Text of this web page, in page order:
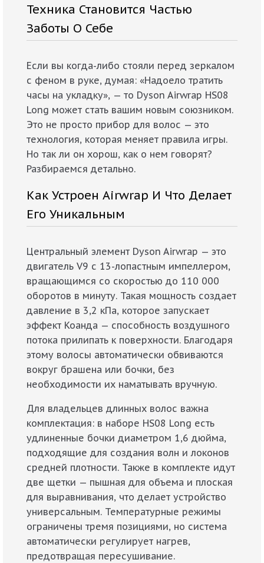
Техника Становится Частью
Заботы О Себе
Если вы когда-либо стояли перед зеркалом
с феном в руке, думая: «Надоело тратить
часы на укладку», — то Dyson Airwrap HS08
Long может стать вашим новым союзником.
Это не просто прибор для волос — это
технология, которая меняет правила игры.
Но так ли он хорош, как о нем говорят?
Разбираемся детально.
Как Устроен Airwrap И Что Делает
Его Уникальным
Центральный элемент Dyson Airwrap — это
двигатель V9 с 13-лопастным импеллером,
вращающимся со скоростью до 110 000
оборотов в минуту. Такая мощность создает
давление в 3,2 кПа, которое запускает
эффект Коанда — способность воздушного
потока прилипать к поверхности. Благодаря
этому волосы автоматически обвиваются
вокруг брашена или бочки, без
необходимости их наматывать вручную.
Для владельцев длинных волос важна
комплектация: в наборе HS08 Long есть
удлиненные бочки диаметром 1,6 дюйма,
подходящие для создания волн и локонов
средней плотности. Также в комплекте идут
две щетки — пышная для объема и плоская
для выравнивания, что делает устройство
универсальным. Температурные режимы
ограничены тремя позициями, но система
автоматически регулирует нагрев,
предотвращая пересушивание.